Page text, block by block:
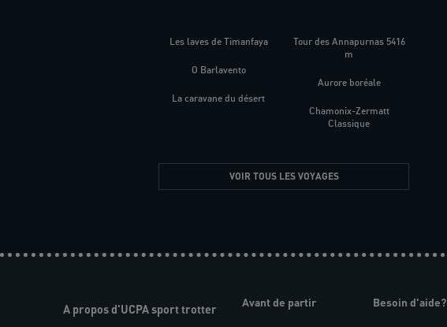
Les laves de Timanfaya
O Barlavento
La caravane du désert
Tour des Annapurnas 5416
m
Aurore boréale
Chamonix-Zermatt
Classique
VOIR TOUS LES VOYAGES
A propos d'UCPA sport trotter
Avant de partir Besoin d'aide?